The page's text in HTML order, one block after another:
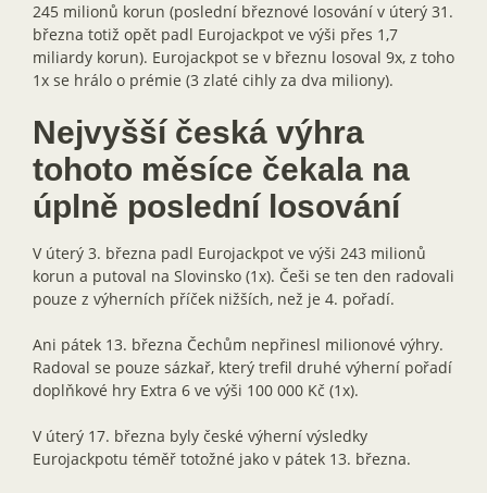
245 milionů korun (poslední březnové losování v úterý 31.
března totiž opět padl Eurojackpot ve výši přes 1,7
miliardy korun). Eurojackpot se v březnu losoval 9x, z toho
1x se hrálo o prémie (3 zlaté cihly za dva miliony).
Nejvyšší česká výhra
tohoto měsíce čekala na
úplně poslední losování
V úterý 3. března padl Eurojackpot ve výši 243 milionů
korun a putoval na Slovinsko (1x). Češi se ten den radovali
pouze z výherních příček nižších, než je 4. pořadí.
Ani pátek 13. března Čechům nepřinesl milionové výhry.
Radoval se pouze sázkař, který trefil druhé výherní pořadí
doplňkové hry Extra 6 ve výši 100 000 Kč (1x).
V úterý 17. března byly české výherní výsledky
Eurojackpotu téměř totožné jako v pátek 13. března.